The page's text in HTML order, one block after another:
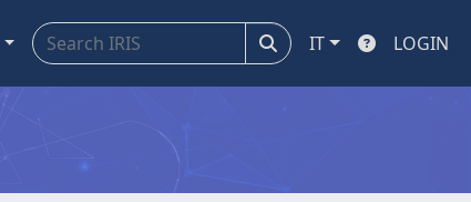
IT LOGIN